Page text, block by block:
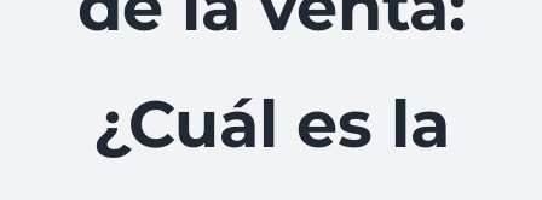
¿Cuál es la